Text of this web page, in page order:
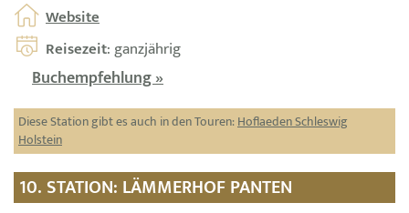
Website
Reisezeit: ganzjährig
Buchempfehlung »
Diese Station gibt es auch in den Touren:Hoflaeden Schleswig
Holstein
10. STATION: LÄMMERHOF PANTEN